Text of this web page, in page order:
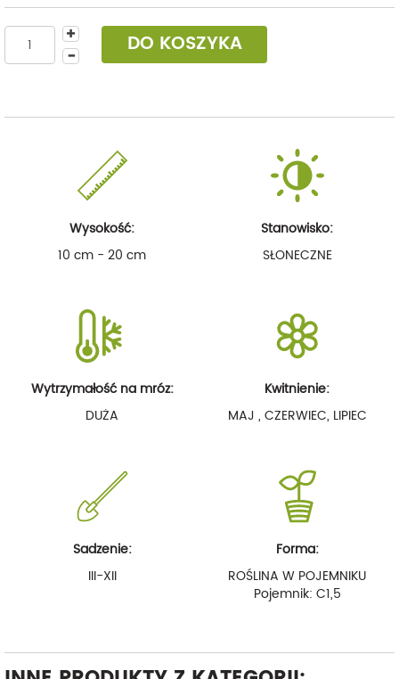
DO KOSZYKA
Wysokość:
10 cm - 20 cm
Stanowisko:
SŁONECZNE
Wytrzymałość na mróz:
DUŻA
Kwitnienie:
MAJ , CZERWIEC, LIPIEC
Sadzenie:
III-XII
Forma:
ROŚLINA W POJEMNIKU
Pojemnik: C1,5